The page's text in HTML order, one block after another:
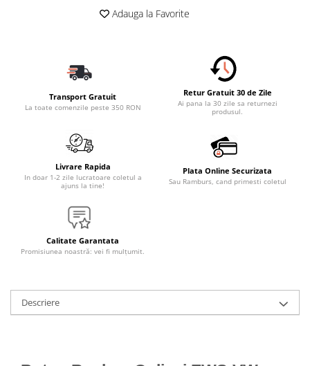
Adauga la Favorite
Transport Gratuit
La toate comenzile peste 350 RON
Retur Gratuit 30 de Zile
Ai pana la 30 zile sa returnezi
produsul.
Livrare Rapida
In doar 1-2 zile lucratoare coletul a
ajuns la tine!
Plata Online Securizata
Sau Ramburs, cand primesti coletul
Calitate Garantata
Promisiunea noastră: vei fi mulțumit.
Descriere